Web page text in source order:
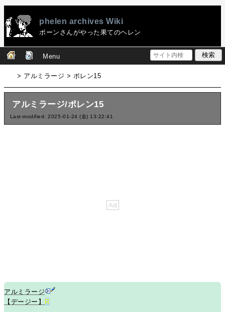
phelen archives Wiki
ポーンさんがやった果てのヘレン
Menu
> アルミラージ > ポレン15
アルミラージ/ポレン15
Last-modified: 2025-01-24 (金) 13:22:41
アルミラージ
【デージー】
R